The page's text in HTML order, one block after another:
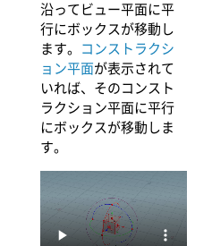
沿ってビュー平面に平
行にボックスが移動し
ます。 コンストラクシ
ョン平面が表示されて
いれば、そのコンスト
ラクション平面に平行
にボックスが移動しま
す。